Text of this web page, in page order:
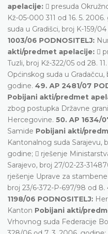
apelacije:  presuda
Kž-05-000 311 od 16. 5.
suda u Gradišci, broj K-159/
1003/06 PODNOSITELJ:
akti/predmet apelacije: 
Tuzli, broj Kž-322/05 od 28.
Općinskog suda u
godine. 49. AP 2481/07
Pobijani akti/predmet
zbog postupka Državne
Hercegovine. 50. AP 1634/
Samide Pobijani akti/
Kantonalnog suda Sarajevu,
godine;  rješenje
Sarajevo, broj 27/02-23-
rješenje Uprave za
broj 23/6-372-P-697/98 od 8.
1198/06 PODNOSITELJ:
Kanton Pobijani akti/
Vrhovnog suda Federacije